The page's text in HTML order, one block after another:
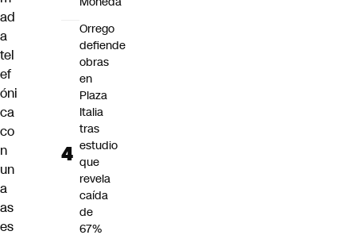
ad
a
tel
ef
óni
ca
co
n
un
a
as
es
Orrego
defiende
obras
en
Plaza
Italia
tras
estudio
que
revela
caída
de
67%